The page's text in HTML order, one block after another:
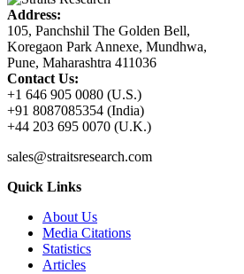
Address:
105, Panchshil The Golden Bell,
Koregaon Park Annexe, Mundhwa,
Pune, Maharashtra 411036
Contact Us:
+1 646 905 0080 (U.S.)
+91 8087085354 (India)
+44 203 695 0070 (U.K.)
sales@straitsresearch.com
Quick Links
About Us
Media Citations
Statistics
Articles